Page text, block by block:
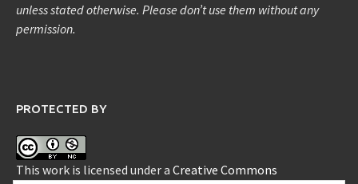
unless stated otherwise. Please don’t use them without any
permission.
PROTECTED BY
This work is licensed under a Creative Commons